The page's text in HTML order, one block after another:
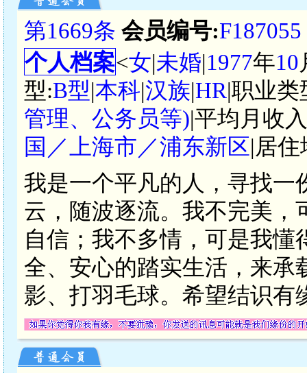
第1669条 会员编号:F187055
个人档案<女|未婚|1977年10
型:B型|本科|汉族|HR|职业类
管理、公务员等)|平均月收
国／上海市／浦东新区|居住
我是一个平凡的人，寻找一
云，随波逐流。我不完美，
自信；我不多情，可是我
全、安心的踏实生活，来承
影、打羽毛球。希望结识有